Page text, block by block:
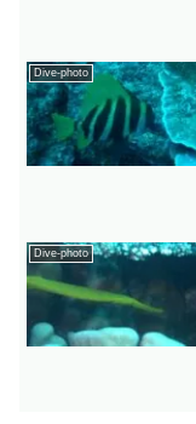
Dive-photo
Dive-photo